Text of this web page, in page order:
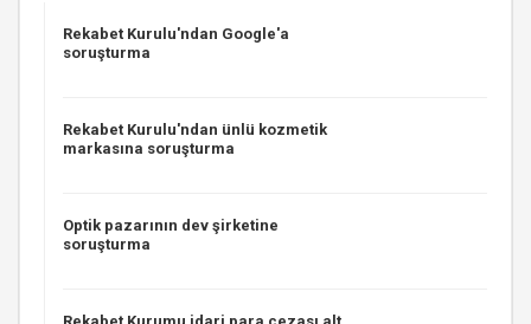
Rekabet Kurulu'ndan Google'a
soruşturma
Rekabet Kurulu'ndan ünlü kozmetik
markasına soruşturma
Optik pazarının dev şirketine
soruşturma